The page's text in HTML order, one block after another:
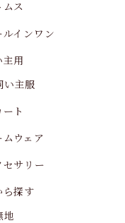
ムス
ルインワン
主用
い主服
ト
ムウェア
セサリー
ら探す
地